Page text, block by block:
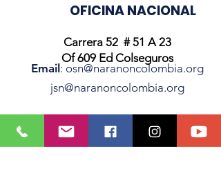
Carrera 52 # 51 A 23
Of 609 Ed Colseguros
Email: osn@naranoncolombia.org
jsn@naranoncolombia.org
OFICINA NACIONAL